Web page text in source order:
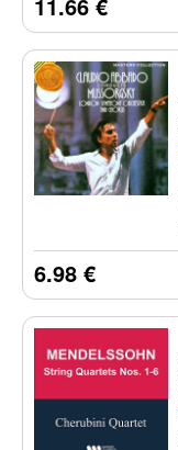
6.98 €